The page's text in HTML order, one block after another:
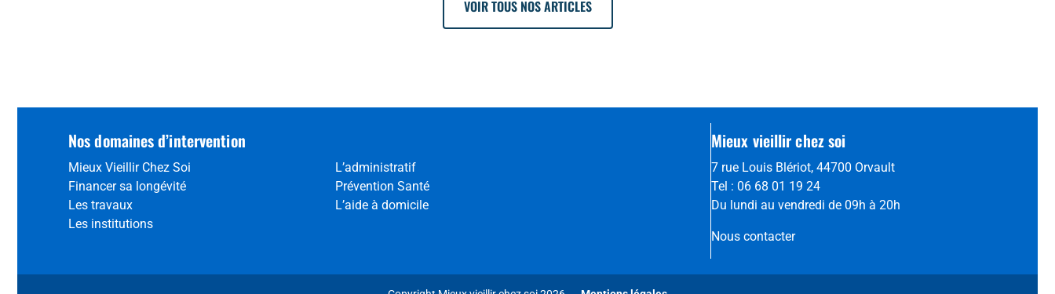
VOIR TOUS NOS ARTICLES
Nos domaines d’intervention
Mieux Vieillir Chez Soi
L’administratif
Financer sa longévité
Prévention Santé
Les travaux
L’aide à domicile
Les institutions
Mieux vieillir chez soi
7 rue Louis Blériot, 44700 Orvault
Tel : 06 68 01 19 24
Du lundi au vendredi de 09h à 20h
Nous contacter